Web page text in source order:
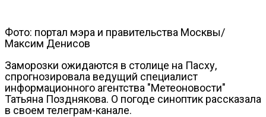
Фото: портал мэра и правительства Москвы/
Максим Денисов
Заморозки ожидаются в столице на Пасху,
спрогнозировала ведущий специалист
информационного агентства "Метеоновости"
Татьяна Позднякова. О погоде синоптик рассказала
в своем телеграм-канале.